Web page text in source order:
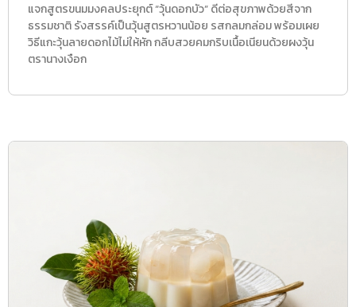
แจกสูตรขนมมงคลประยุกต์ “วุ้นดอกบัว” ดีต่อสุขภาพด้วยสีจาก
ธรรมชาติ รังสรรค์เป็นวุ้นสูตรหวานน้อย รสกลมกล่อม พร้อมเผย
วิธีแกะวุ้นลายดอกไม้ไม่ให้หัก กลีบสวยคมกริบเนื้อเนียนด้วยผงวุ้น
ตรานางเงือก